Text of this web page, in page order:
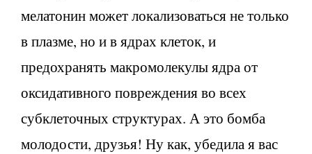
мелатонин может локализоваться не только
в плазме, но и в ядрах клеток, и
предохранять макромолекулы ядра от
оксидативного повреждения во всех
субклеточных структурах. А это бомба
молодости, друзья! Ну как, убедила я вас